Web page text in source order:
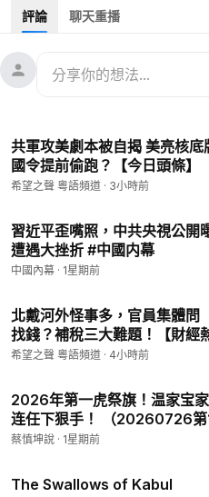
05:58
李宗霖議員：中國旅客遭
09:42
#中共
Source: Reuters / CCTV
——————————————
💟捐助我們 ► https://
（訂閱我們的新聞）
🚗捐車網址 ►https://
578-0088
㊙️爆料郵箱 ►
————————————
等地和中美關係最新走向的熱點
播節目，為您更新香港局勢最新
希望之聲媒體集團是由海外華人
目，傳遞真實的訊息，並通過廣
評論 聊天重播
共軍攻美劇本被自揭 美亮核
國令提前偷跑？【今日頭條】
希望之聲 粵語頻道 · 3小時前
習近平歪嘴照，中共央視公開
遭遇大挫折 #中國内幕
中國內幕 · 1星期前
北戴河外怪事多，官員集體問
找錢？補稅三大難題！【財經
希望之聲 粵語頻道 · 4小時前
2026年第一虎祭旗！温家宝
连任下狠手！ （20260726第
蔡慎坤說 · 1星期前
The Swallows of Kabul